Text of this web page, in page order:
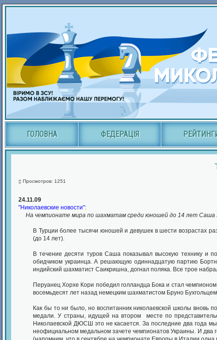
ГОЛОВНА ФЕДЕРАЦІЯ
Просмотров: 1251
24.11.09
"Николаевские новости":
На чемпионате мира по шахматам среди юношей до 14 лет Саша
В Турции более тысячи юношей и девушек в шести возрастах
(до 14 лет).
В течение десяти туров Саша показывал высокую технику и
обидчиком украинца. А решающую одиннадцатую партию
индийский шахматист Саикришна, догнал поляка. Все трое
Перуанец Хорхе Кори победил голландца Бока и стал
восемьдесят лет назад немецким шахматистом Бруно
Как бы то ни было, но воспитанник николаевской школы вновь
медали. У страны, идущей на втором месте по
Николаевской ДЮСШ это не касается. За последние два года
неофициальном медальном зачете чемпионатов Украины. И два